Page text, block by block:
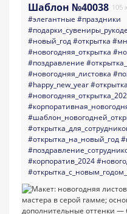
Шаблон №40038 105
#элегантные #праздники
#новый_год#открытка
#новогодняя_открытка
#поздравление
#новогодняя_листовка
#happy_new_year
#открытка_на_новый_год
#корпоратив_2024